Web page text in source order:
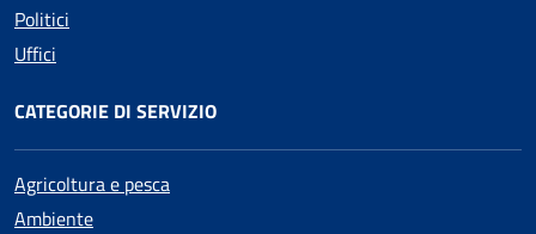
Politici
Uffici
CATEGORIE DI SERVIZIO
Agricoltura e pesca
Ambiente